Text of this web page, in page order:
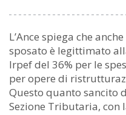
L’Ance spiega che
sposato è legittimato
Irpef del 36% per le
per opere di
Questo quanto sancito
Sezione Tributaria, con